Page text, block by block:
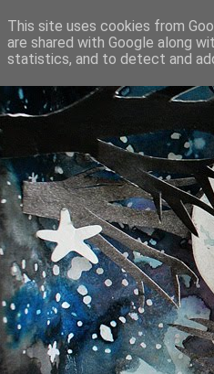
This site uses cookies from
are shared with Google along
statistics, and to detect and